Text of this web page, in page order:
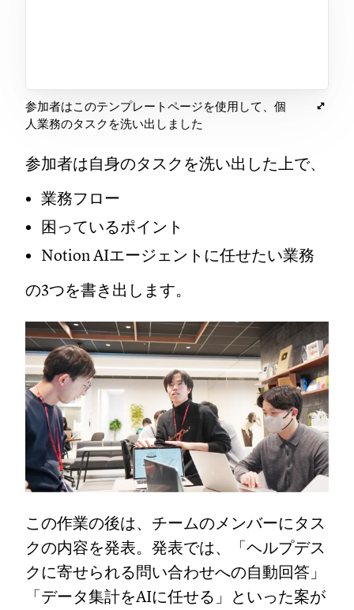
参加者はこのテンプレートページを使用して、個
人業務のタスクを洗い出しました
参加者は自身のタスクを洗い出した上で、
業務フロー
困っているポイント
Notion AIエージェントに任せたい業務
の3つを書き出します。
この作業の後は、チームのメンバーにタス
クの内容を発表。発表では、「ヘルプデス
クに寄せられる問い合わせへの自動回答」
「データ集計をAIに任せる」といった案が